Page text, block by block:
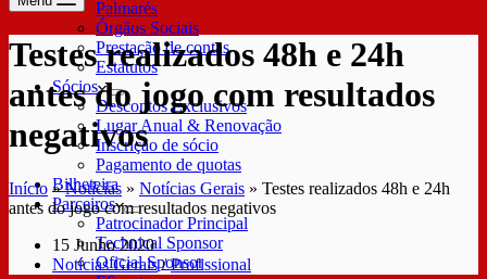
Palmarés
Órgãos Sociais
Prestação de contas
Estatutos
Sócios
Descontos Exclusivos
Lugar Anual & Renovação
Inscrição de sócio
Pagamento de quotas
Bilheteira
Parceiros
Patrocinador Principal
Technical Sponsor
Oficial Sponsor
Testes realizados 48h e 24h
antes do jogo com resultados
negativos
Início »Notícias » Notícias Gerais » Testes realizados 48h e 24h
antes do jogo com resultados negativos
15 Junho 2020
Notícias Gerais/Profissional